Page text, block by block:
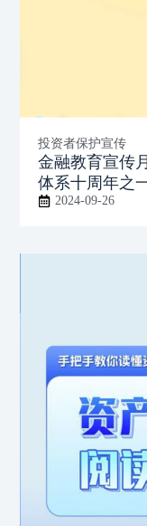
投资者保护宣传
金融教育宣传
体系十周年之
2024-09-26